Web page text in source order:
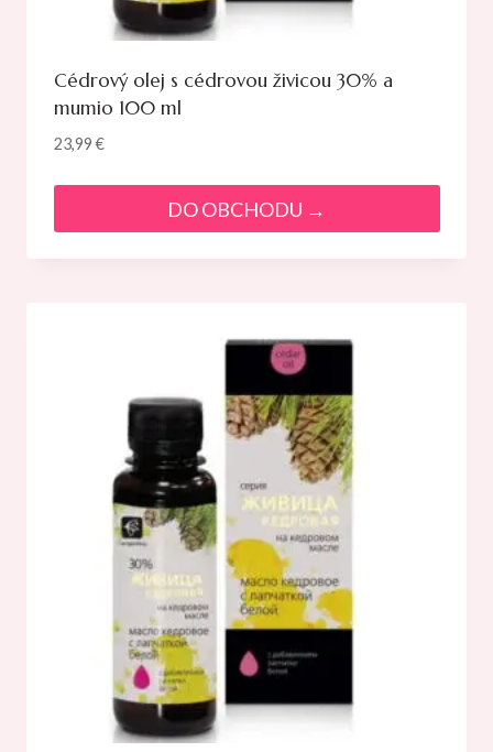
Cédrový olej s cédrovou živicou 30% a
mumio 100 ml
23,99€
DO OBCHODU →